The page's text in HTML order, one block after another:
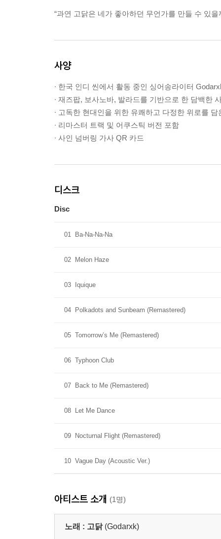
“과연 고닭은 네가 좋아하던 무언가를 만들 수 있을
사양
∙ 한국 인디 씬에서 활동 중인 싱어송라이터
∙ 재즈팝, 보사노바, 발라드를 기반으로 한 담백한
∙ 고독한 현대인을 위한 유쾌하고 다정한 위로를 담
∙ 리마스터 트랙 및 어쿠스틱 버전 포함
∙ 사인 넘버링 가사 QR 카드
디스크
Disc
01 Ba-Na-Na-Na
02 Melon Haze
03 Iquique
04 Polkadots and Sunbeam (Remastered)
05 Tomorrow’s Me (Remastered)
06 Typhoon Club
07 Back to Me (Remastered)
08 Let Me Dance
09 Nocturnal Flight (Remastered)
10 Vague Day (Acoustic Ver.)
아티스트 소개 (1명)
노래 : 고닭 (Godarxk)